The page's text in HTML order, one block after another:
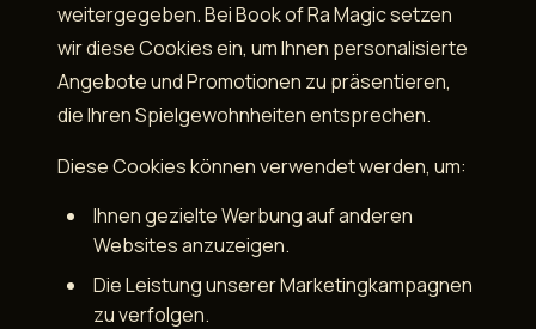
weitergegeben. Bei Book of Ra Magic setzen
wir diese Cookies ein, um Ihnen personalisierte
Angebote und Promotionen zu präsentieren,
die Ihren Spielgewohnheiten entsprechen.
Diese Cookies können verwendet werden, um:
Ihnen gezielte Werbung auf anderen
Websites anzuzeigen.
Die Leistung unserer Marketingkampagnen
zu verfolgen.